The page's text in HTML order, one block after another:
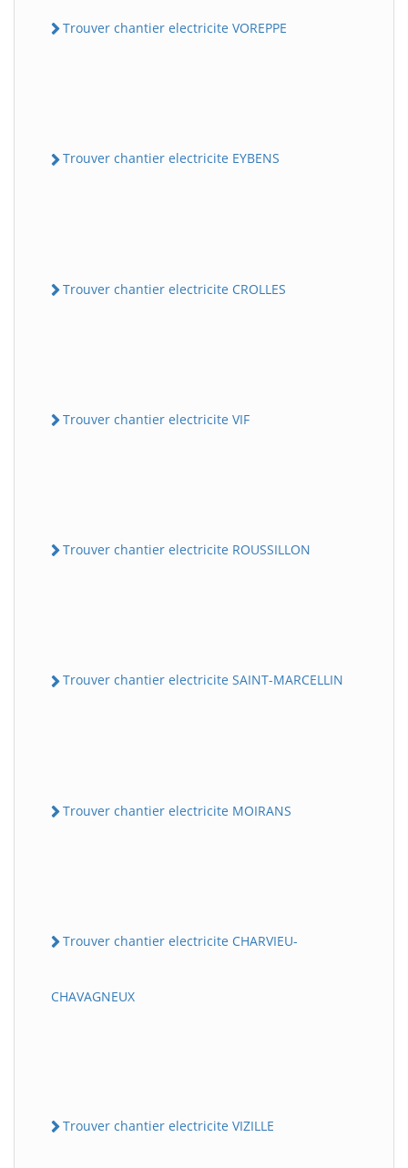
Trouver chantier electricite VOREPPE
Trouver chantier electricite EYBENS
Trouver chantier electricite CROLLES
Trouver chantier electricite VIF
Trouver chantier electricite ROUSSILLON
Trouver chantier electricite SAINT-MARCELLIN
Trouver chantier electricite MOIRANS
Trouver chantier electricite CHARVIEU-
CHAVAGNEUX
Trouver chantier electricite VIZILLE